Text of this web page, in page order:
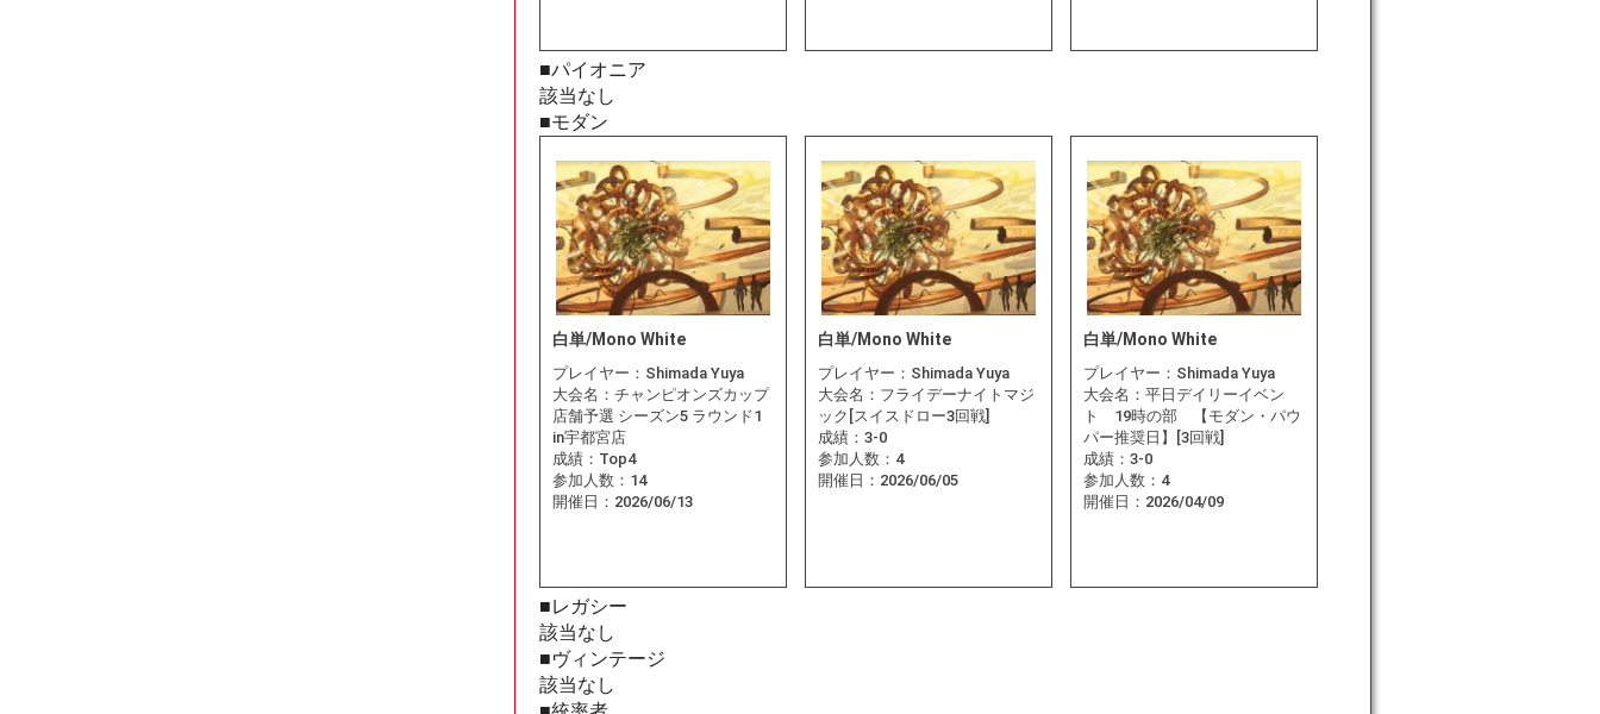
■パイオニア
該当なし
■モダン
白単/Mono White
プレイヤー： Shimada Yuya
大会名： チャンピオンズカップ
店舗予選 シーズン5 ラウンド1
in宇都宮店
成績： Top4
参加人数： 14
開催日： 2026/06/13
白単/Mono White
プレイヤー： Shimada Yuya
大会名： フライデーナイトマジ
ック[スイスドロー3回戦]
成績： 3-0
参加人数： 4
開催日： 2026/06/05
白単/Mono White
プレイヤー： Shimada Yuya
大会名： 平日デイリーイベン
ト 19時の部 【モダン・パウ
パー推奨日】[3回戦]
成績： 3-0
参加人数： 4
開催日： 2026/04/09
■レガシー
該当なし
■ヴィンテージ
該当なし